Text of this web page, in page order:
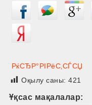
РќСЂР°РІРёС‚СЃСЏ
Оқылу саны:421
Ұқсас мақалалар: